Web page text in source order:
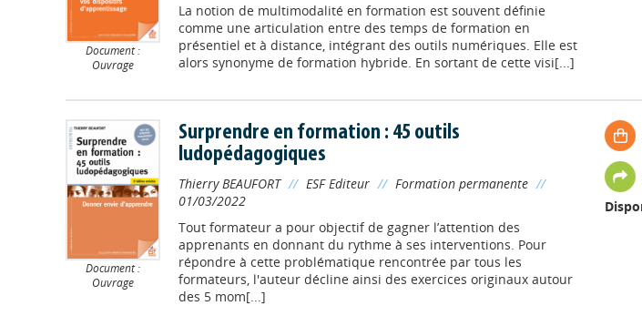
Document :
Ouvrage
La notion de multimodalité en formation est souvent définie
comme une articulation entre des temps de formation en
présentiel et à distance, intégrant des outils numériques. Elle est
alors synonyme de formation hybride. En sortant de cette visi[...]
Document :
Ouvrage
Surprendre en formation : 45 outils
ludopédagogiques
Thierry BEAUFORT // ESF Editeur // Formation permanente //
01/03/2022
Tout formateur a pour objectif de gagner l’attention des
apprenants en donnant du rythme à ses interventions. Pour
répondre à cette problématique rencontrée par tous les
formateurs, l'auteur décline ainsi des exercices originaux autour
des 5 mom[...]